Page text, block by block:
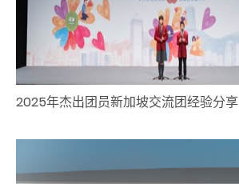
2025年杰出团员新加坡交流团经验分享